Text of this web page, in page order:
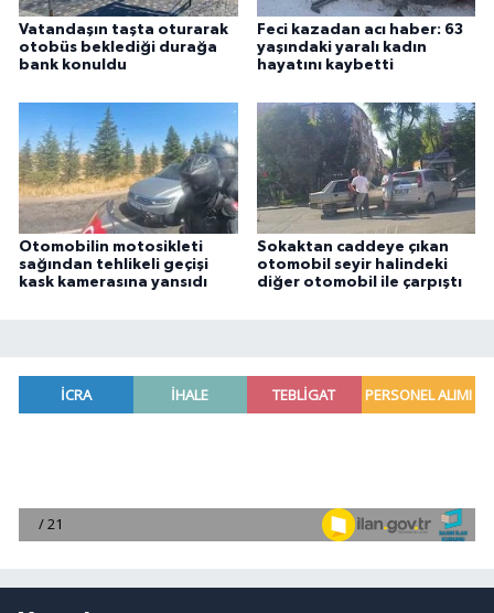
Vatandaşın taşta oturarak
otobüs beklediği durağa
bank konuldu
Feci kazadan acı haber: 63
yaşındaki yaralı kadın
hayatını kaybetti
Otomobilin motosikleti
sağından tehlikeli geçişi
kask kamerasına yansıdı
Sokaktan caddeye çıkan
otomobil seyir halindeki
diğer otomobil ile çarpıştı